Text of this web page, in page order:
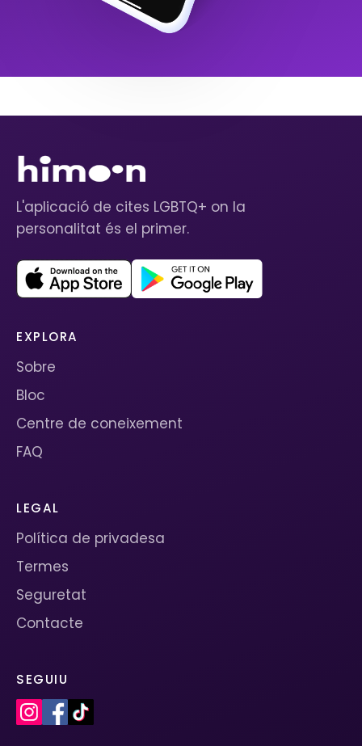
L'aplicació de cites LGBTQ+ on la
personalitat és el primer.
EXPLORA
Sobre
Bloc
Centre de coneixement
FAQ
LEGAL
Política de privadesa
Termes
Seguretat
Contacte
SEGUIU